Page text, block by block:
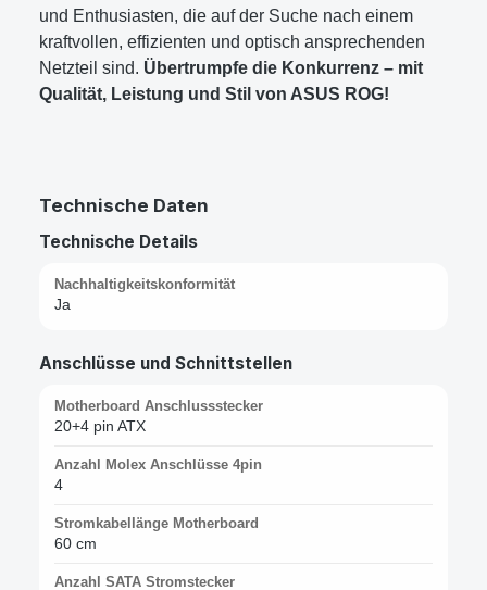
und Enthusiasten, die auf der Suche nach einem
kraftvollen, effizienten und optisch ansprechenden
Netzteil sind. Übertrumpfe die Konkurrenz – mit
Qualität, Leistung und Stil von ASUS ROG!
Technische Daten
Technische Details
Nachhaltigkeitskonformität
Ja
Anschlüsse und Schnittstellen
Motherboard Anschlussstecker
20+4 pin ATX
Anzahl Molex Anschlüsse 4pin
4
Stromkabellänge Motherboard
60 cm
Anzahl SATA Stromstecker